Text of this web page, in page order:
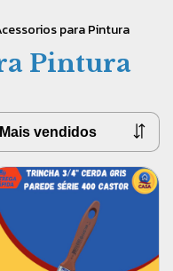
para Pintura
Pintura